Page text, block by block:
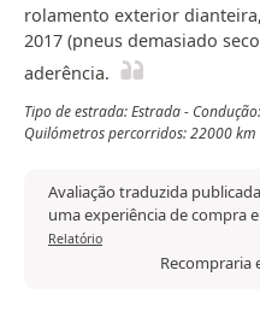
rolamento exterior
2017 (pneus demasiado
aderência.
Tipo de estrada: Estrada -
Quilómetros percorridos: 22000 km
Avaliação traduzida
uma experiência de compra
Relatório
Recompraria